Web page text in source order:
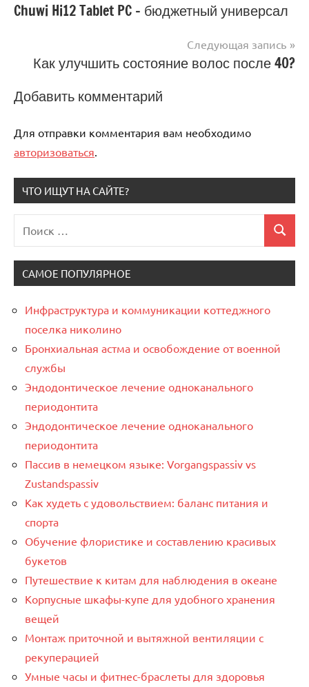
Навигация
записям
Chuwi Hi12 Tablet PC – бюджетный универсал
Следующая запись
Как улучшить состояние волос после 40?
Добавить комментарий
Для отправки комментария вам необходимо
авторизоваться
ЧТО ИЩУТ НА САЙТЕ?
для:
Поиск
САМОЕ ПОПУЛЯРНОЕ
Инфраструктура и коммуникации коттеджного
поселка николино
Бронхиальная астма и освобождение от военной
службы
Эндодонтическое лечение одноканального
периодонтита
Эндодонтическое лечение одноканального
периодонтита
Пассив в немецком языке: Vorgangspassiv vs
Zustandspassiv
Как худеть с удовольствием: баланс питания и
спорта
Обучение флористике и составлению красивых
букетов
Путешествие к китам для наблюдения в океане
Корпусные шкафы-купе для удобного хранения
вещей
Монтаж приточной и вытяжной вентиляции с
рекуперацией
Умные часы и фитнес-браслеты для здоровья